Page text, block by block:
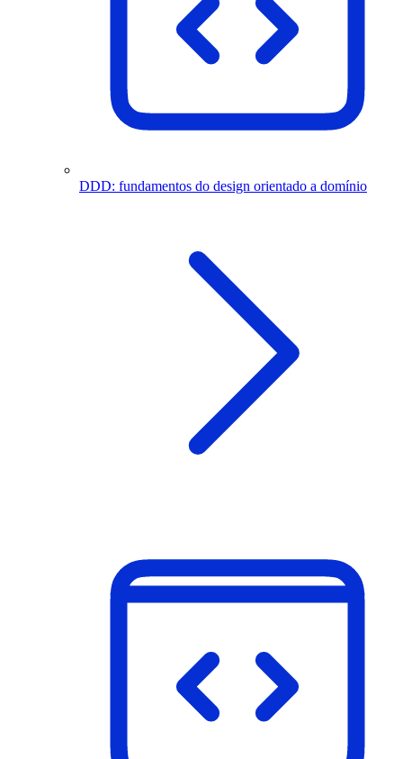
DDD: fundamentos do design orientado a domínio